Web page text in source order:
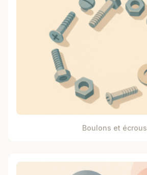
Boulons et écrous